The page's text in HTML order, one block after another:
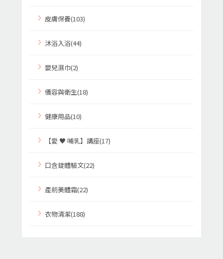
皮膚保養(103)
沐浴入浴(44)
嬰兒濕巾(2)
儀容與衛生(18)
健康用品(10)
【愛 ♥ 哺乳】講座(17)
口含錠體驗文(22)
產前美體霜(22)
衣物清潔(188)